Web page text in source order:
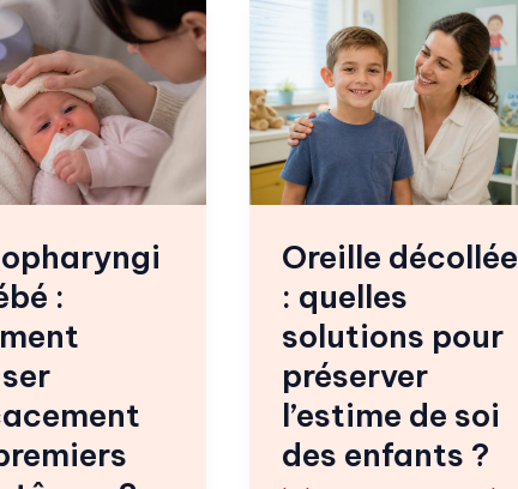
:
Oreille décollée
: quelles
solutions pour
préserver
l’estime de soi
des enfants ?
décollée
:
quelles
solutions
pour
l’estime
de
soi
des
enfants
?